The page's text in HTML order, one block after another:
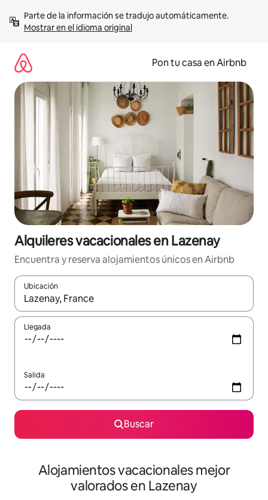
contenidoMostrar en el idioma original
Pon tu casa en Airbnb
Alquileres vacacionales en Lazenay
Encuentra y reserva alojamientos únicos en Airbnb
Ubicación
Cuando los resultados estén disponibles, navega con las
Llegada
Salida
Buscar
Alojamientos vacacionales mejor
valorados en Lazenay